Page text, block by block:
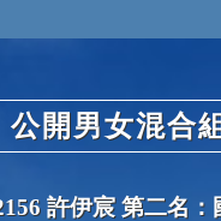
公開男女混合
許伊宸 第二名